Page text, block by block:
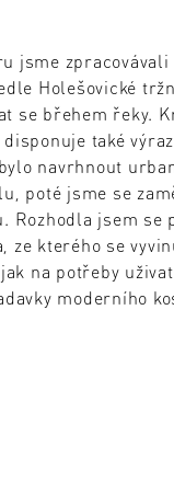
jsme
Holešovické
se břehem řeky.
také
navrhnout
poté jsme se
Rozhodla jsem se
ze kterého se
na potřeby
moderního